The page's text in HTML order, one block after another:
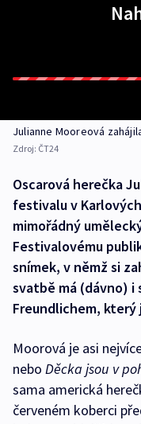
Julianne Mooreová
Zdroj: ČT24
Oscarová herečka
festivalu v
mimořádný
Festivalovému
snímek, v němž si
svatbě má (dávno)
Freundlichem, který
Moorová je asi
nebo Děcka jsou v
sama americká
červeném koberci